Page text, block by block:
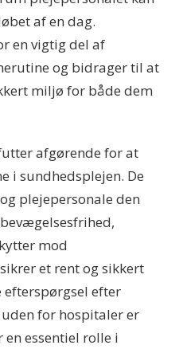
af en dag.
en vigtig del af
og bidrager til at
miljø for både dem
afgørende for at
i sundhedsplejen. De
plejepersonale den
mod
et rent og sikkert
efter
for hospitaler er
essentiel rolle i